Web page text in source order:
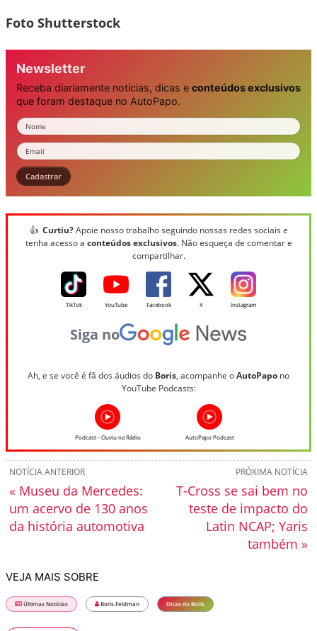
Foto Shutterstock
Newsletter
Receba diariamente notícias, dicas e conteúdos exclusivos
que foram destaque no AutoPapo.
Nome
Email
Cadastrar
👍 Curtiu?Apoie nosso trabalho seguindo nossas redes sociais e
tenha acesso a conteúdos exclusivos. Não esqueça de comentar e
compartilhar.
TikTok YouTube Facebook X Instagram
Siga no
Ah, e se você é fã dos áudios do Boris, acompanhe oAutoPapo no
YouTube Podcasts:
Podcast - Ouviu na Rádio AutoPapo Podcast
PRÓXIMA NOTÍCIA
T-Cross se sai bem no
teste de impacto do
Latin NCAP; Yaris
também »
NOTÍCIA ANTERIOR
« Museu da Mercedes:
um acervo de 130 anos
da história automotiva
VEJA MAIS SOBRE
Últimas Notícias Boris Feldman Dicas do Boris